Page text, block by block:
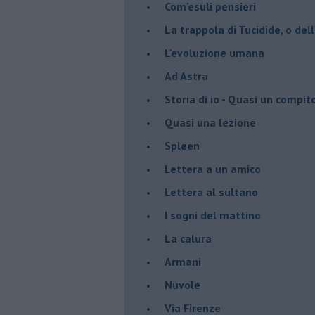
Com'esuli pensieri
La trappola di Tucidide, o
L'evoluzione umana
Ad Astra
Storia di io - Quasi un
Quasi una lezione
Spleen
Lettera a un amico
Lettera al sultano
I sogni del mattino
La calura
Armani
Nuvole
Via Firenze